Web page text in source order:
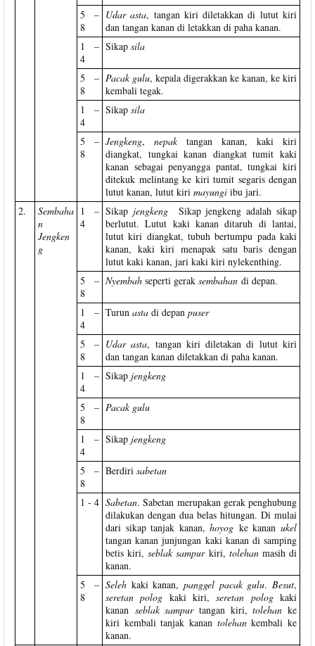
5 –
8
Udar asta, tangan kiri diletakkan di lutut kiri
dan tangan kanan di letakkan di paha kanan.
1 –
4
Sikap sila
5 –
8
Pacak gulu, kepala digerakkan ke kanan, ke kiri
kembali tegak.
1 –
4
Sikap sila
5 –
8
Jengkeng, nepaktangan kanan, kaki kiri
diangkat, tungkai kanan diangkat tumit kaki
kanan sebagai penyangga pantat, tungkai kiri
ditekuk melintang ke kiri tumit segaris dengan
lutut kanan, lutut kiri mayungi ibu jari.
2.
Sembaha
n
Jengken
g
1 –
4
Sikap jengkeng Sikap jengkeng adalah sikap
berlutut. Lutut kaki kanan ditaruh di lantai,
lutut kiri diangkat, tubuh bertumpu pada kaki
kanan, kaki kiri menapak satu baris dengan
lutut kaki kanan, jari kaki kiri nylekenthing.
5 –
8
Nyembah seperti gerak sembahan di depan.
1 –
4
Turun asta di depan puser
5 –
8
Udar asta, tangan kiri diletakan di lutut kiri
dan tangan kanan diletakkan di paha kanan.
1 –
4
Sikap jengkeng
5 –
8
Pacak gulu
1 –
4
Sikap jengkeng
5 –
8
Berdiri sabetan
1 - 4 Sabetan. Sabetan merupakan gerak penghubung
dilakukan dengan dua belas hitungan. Di mulai
dari sikap tanjak kanan,hoyog ke kananukel
tangan kanan junjungan kaki kanan di samping
betis kiri,seblak sampurkiri, tolehanmasih di
kanan.
5 –
8
Seleh kaki kanan, panggel pacak gulu. Besut,
seretan polog kaki kiri,seretan pologkaki
kanan seblak sampurtangan kiri,tolehan ke
kiri kembali tanjak kanan tolehankembali ke
kanan.